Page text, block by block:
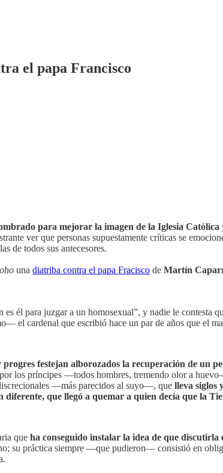
el papa Francisco
para mejorar la imagen de la Iglesia Católica
ver que personas supuestamente críticas se
de todos sus antecesores.
una diatriba contra el papa Fracisco de Martín
es él para juzgar a un homosexual”, y nadie le contesta
el cardenal que escribió hace un par de años que el
progres festejan alborozados la recuperación de un
los príncipes —todos hombres, tremendo olor a
—más parecidos al suyo—, que lleva siglos
diferente, que llegó a quemar a quien decía que la
que ha conseguido instalar la idea de que discutirla
su práctica siempre —que pudieron— consistió en